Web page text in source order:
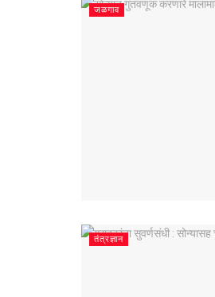
जळगाव
तंत्रज्ञान